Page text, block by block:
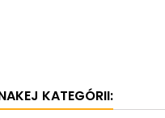
KATEGÓRII: